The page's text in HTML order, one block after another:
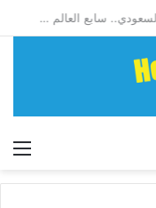
آل نصفان يحقق إنجازًا تاريخيًا للإسكواش السعودي.. سابع العالم وأول آسيوي يبلغ ربع نهائي بطولة العالم للشباب